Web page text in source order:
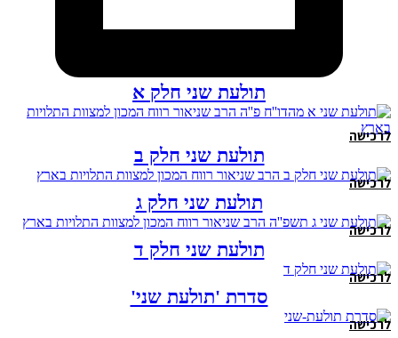
תולעת שני חלק א
לרכישה
תולעת שני חלק ב
לרכישה
תולעת שני חלק ג
לרכישה
תולעת שני חלק ד
לרכישה
סדרת 'תולעת שני'
לרכישה